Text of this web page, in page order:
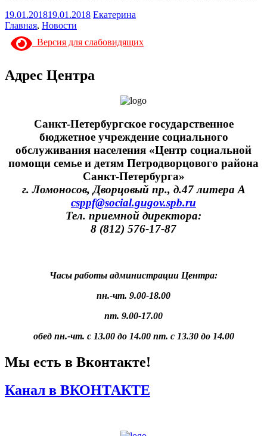
19.01.201819.01.2018 Екатерина
Главная, Новости
Версия для слабовидящих
Адрес Центра
Санкт-Петербургское государственное
бюджетное учреждение социального
обслуживания населения «Центр социальной
помощи семье и детям Петродворцового района
Санкт-Петербурга»
г. Ломоносов, Дворцовый пр., д.47 литера А
csppf@social.gugov.spb.ru
Тел. приемной директора:
8 (812) 576-17-87
Часы работы администрации Центра:
пн.-чт. 9.00-18.00
пт. 9.00-17.00
обед пн.-чт. с 13.00 до 14.00 пт. с 13.30 до 14.00
Мы есть в Вконтакте!
Канал в ВКОНТАКТЕ